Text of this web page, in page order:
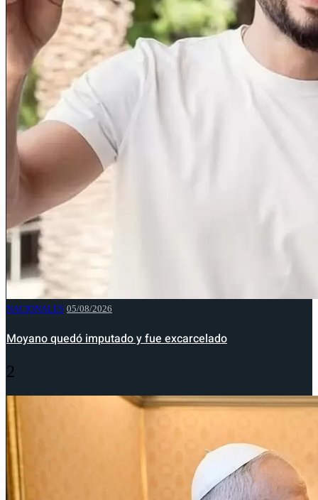
NACIONALES 05/08/2026
Moyano quedó imputado y fue excarcelado
2